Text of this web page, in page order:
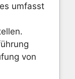
umfasst
von